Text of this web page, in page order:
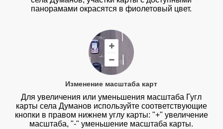
панорамами окрасятся в фиолетовый цвет.
Изменение масштаба карт
Для увеличения или уменьшения масштаба Гугл
карты села Думанов используйте соответствующие
кнопки в правом нижнем углу карты: "+" увеличение
масштаба, "-" уменьшение масштаба карты.